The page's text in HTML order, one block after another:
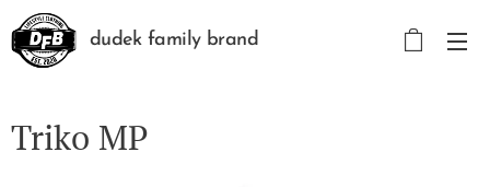
dudek family brand
Triko MP